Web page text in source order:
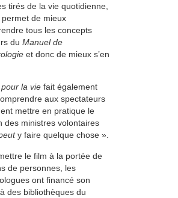
tirés de la vie quotidienne,
permet de mieux
tous les concepts
du Manuel de
et donc de mieux s’en
la vie fait également
aux spectateurs
mettre en pratique le
des ministres volontaires
y faire quelque chose ».
le film à la portée de
de personnes, les
ont financé son
des bibliothèques du